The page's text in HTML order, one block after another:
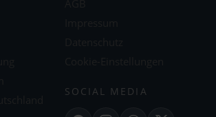
SOCIAL MEDIA